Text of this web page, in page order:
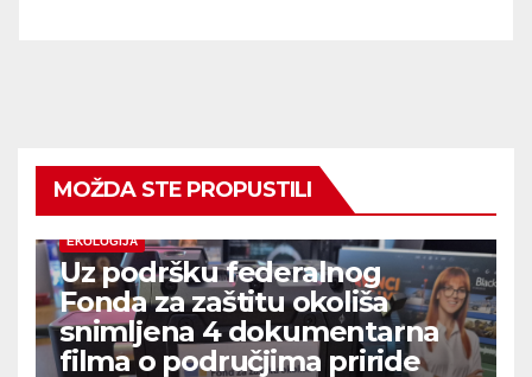
MOŽDA STE PROPUSTILI
EKOLOGIJA
Uz podršku federalnog
Fonda za zaštitu okoliša
snimljena 4 dokumentarna
filma o područjima priride